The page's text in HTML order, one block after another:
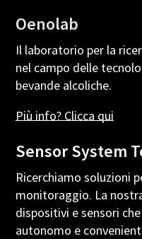
Oenolab
Il laboratorio per la
nel campo delle
bevande alcoliche.
Più info? Clicca qui
Sensor System
Ricerchiamo soluzioni
monitoraggio. La
dispositivi e sensori
autonomo e